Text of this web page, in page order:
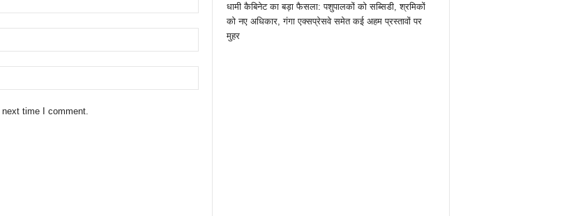
time I comment.
धामी कैबिनेट का बड़ा फैसला: पशुपालकों को सब्सिडी, श्रमिकों
को नए अधिकार, गंगा एक्सप्रेसवे समेत कई अहम प्रस्तावों पर
मुहर